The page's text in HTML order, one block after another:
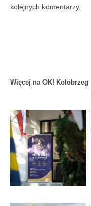
kolejnych komentarzy.
Więcej na OK! Kołobrzeg